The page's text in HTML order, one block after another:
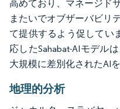
高めており、マネージド
またいでオブザーバビリ
て提供するよう促してい
応したSahabat-AIモデル
大規模に差別化されたAI
地理的分析